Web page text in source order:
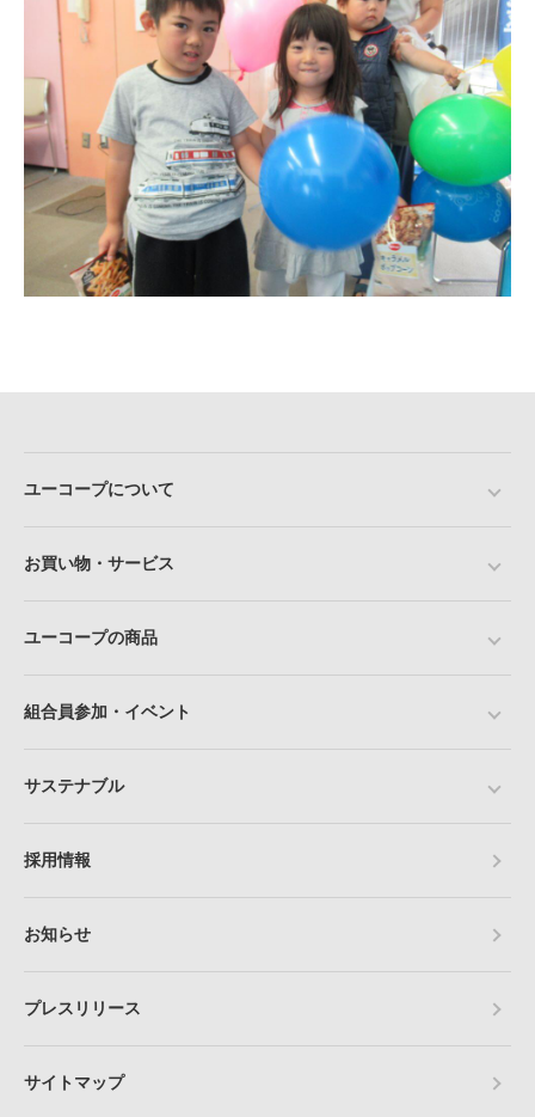
ユーコープについて
お買い物・サービス
ユーコープの商品
組合員参加・イベント
サステナブル
採用情報
お知らせ
プレスリリース
サイトマップ